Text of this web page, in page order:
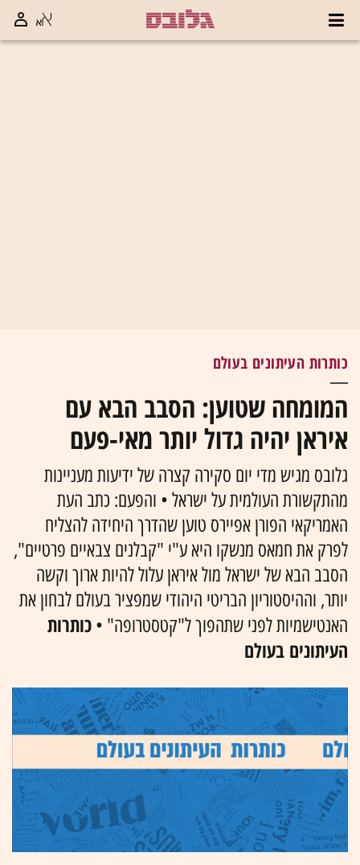
כותרות העיתונים בעולם
המומחה שטוען: הסבב הבא עם
איראן יהיה גדול יותר מאי-פעם
גלובס מגיש מדי יום סקירה קצרה של ידיעות מעניינות
מהתקשורת העולמית על ישראל • והפעם: כתב העת
האמריקאי הפורן אפיירס טוען שהדרך היחידה להצליח
לפרק את חמאס מנשקו היא ע"י "קבלנים צבאיים פרטיים",
הסבב הבא של ישראל מול איראן עלול להיות ארוך וקשה
יותר, וההיסטוריון הבריטי היהודי שמפציר בעולם לבחון את
האנטישמיות לפני שתהפוך ל"קטסטרופה" • כותרות
העיתונים בעולם